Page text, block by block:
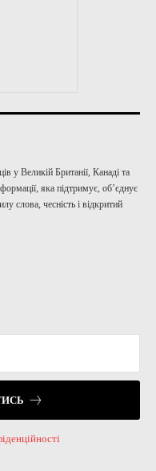
у Великій Британії, Канаді та
яка підтримує, об’єднує
слова, чесність і відкритий